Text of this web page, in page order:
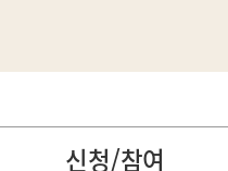
특성화사업
신청/참여